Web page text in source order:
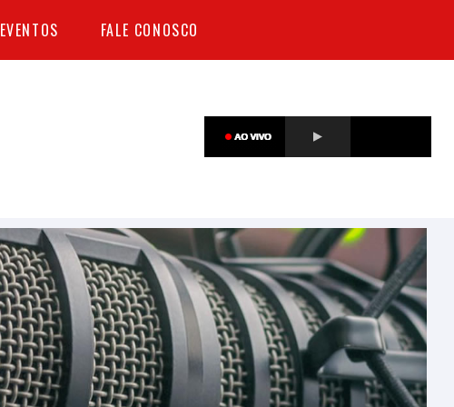
EVENTOS FALE CONOSCO